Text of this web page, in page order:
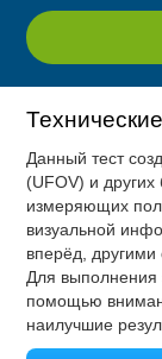
Данный тест
(UFOV) и других
измеряющих
визуальной
вперёд, другими
Для выполнения
помощью
наилучшие